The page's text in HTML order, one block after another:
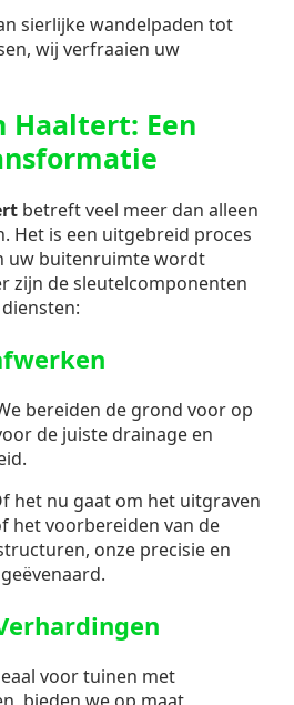
sierlijke wandelpaden tot
wij verfraaien uw
Haaltert: Een
betreft veel meer dan alleen
Het is een uitgebreid proces
uw buitenruimte wordt
zijn de sleutelcomponenten
diensten:
bereiden de grond voor op
de juiste drainage en
het nu gaat om het uitgraven
het voorbereiden van de
onze precisie en
voor tuinen met